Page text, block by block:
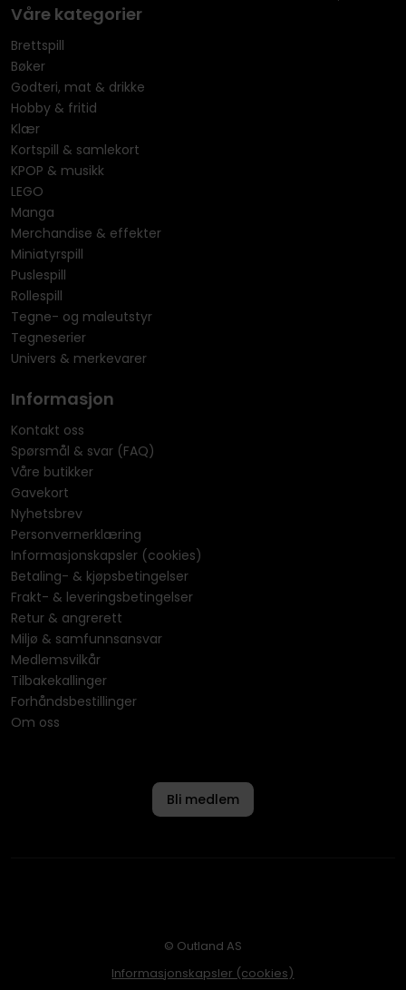
Våre kategorier
Brettspill
Bøker
Godteri, mat & drikke
Hobby & fritid
Klær
Kortspill & samlekort
KPOP & musikk
LEGO
Manga
Merchandise & effekter
Miniatyrspill
Puslespill
Rollespill
Tegne- og maleutstyr
Tegneserier
Univers & merkevarer
Informasjon
Kontakt oss
Spørsmål & svar (FAQ)
Våre butikker
Gavekort
Nyhetsbrev
Personvernerklæring
Informasjonskapsler (cookies)
Betaling- & kjøpsbetingelser
Frakt- & leveringsbetingelser
Retur & angrerett
Miljø & samfunnsansvar
Medlemsvilkår
Tilbakekallinger
Forhåndsbestillinger
Om oss
Bli medlem
© Outland AS
Informasjonskapsler (cookies)